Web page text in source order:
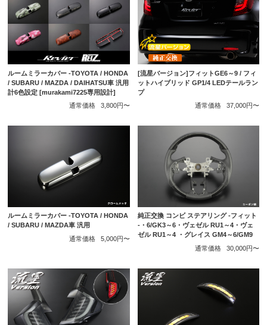
ルームミラーカバー -TOYOTA / HONDA
/ SUBARU / MAZDA / DAIHATSU車 汎用
計6色設定 [murakami7225専用設計]
通常価格
3,800円〜
[流星バージョン]フィットGE6～9 / フィ
ットハイブリッド GP1/4 LEDテールラン
プ
通常価格
37,000円〜
ルームミラーカバー -TOYOTA / HONDA
/ SUBARU / MAZDA車 汎用
通常価格
5,000円〜
純正交換 コンビ ステアリング -フィット
-・6/GK3～6・ヴェゼル RU1～4・ヴェ
ゼル RU1～4 ・グレイス GM4～6/GM9
通常価格
30,000円〜